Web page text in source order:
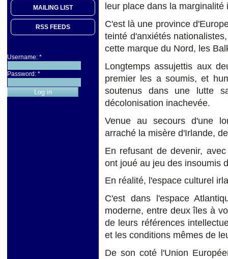
MAILING LIST
RSS FEEDS
Username: *
Password: *
leur place dans la
C'est là une province
teinté d'anxiétés
cette marque du Nord, les
Longtemps assujettis aux
premier les a soumis, et
soutenus dans une lutte
décolonisation inachevée.
Venue au secours d'une
arraché la misère d'Irlande,
En refusant de devenir,
ont joué au jeu des insoumis
En réalité, l'espace culturel
C'est dans l'espace
moderne, entre deux îles à
de leurs références
et les conditions mêmes de
De son coté l'Union